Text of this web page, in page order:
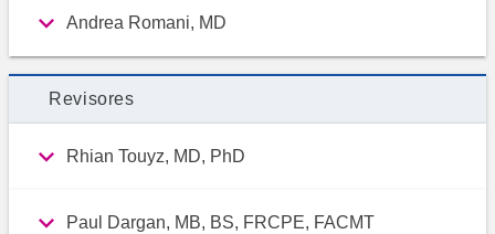
Andrea Romani, MD
Revisores
Rhian Touyz, MD, PhD
Paul Dargan, MB, BS, FRCPE, FACMT